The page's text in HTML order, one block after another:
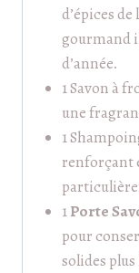
d’épices
gourmand
d’année.
1 Savon à
une
1
renforçant
1Porte
pour
solides